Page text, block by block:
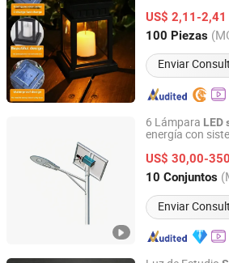
US$ 2,11-2,41
100 Piezas
Enviar
Guangdong, China
6 Lámpara LED
energía con
US$ 30,00-
10 Conjuntos
Enviar
Xi'an Lintong District Xiangrui
Technology Co., Ltd.
Shaanxi, China Desde